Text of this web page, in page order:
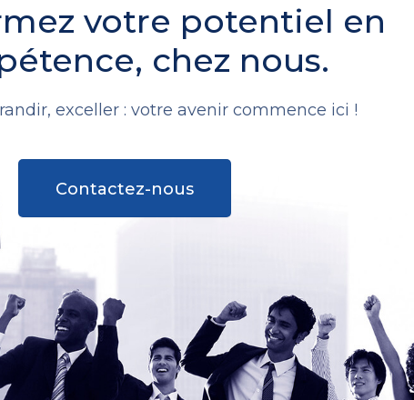
votre potentiel en
chez nous.
exceller : votre avenir commence ici !
Contactez-nous